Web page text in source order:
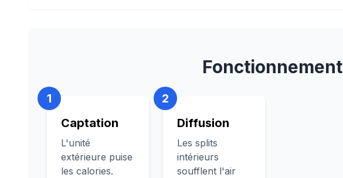
Fonctionnement
1
Captation
L'unité
extérieure puise
les calories.
2
Diffusion
Les splits
intérieurs
soufflent l'air